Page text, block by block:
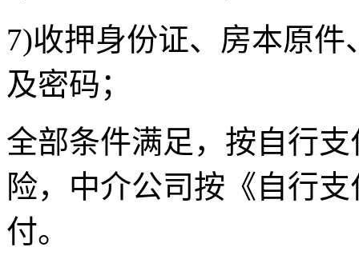
7)收押身份证、房本原
及密码；
全部条件满足，按自行
险，中介公司按《自行
付。